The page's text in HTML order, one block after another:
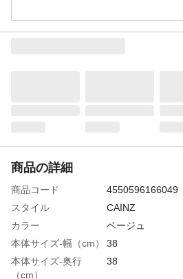
商品の詳細
商品コード
4550596166049
スタイル
CAINZ
カラー
ベージュ
本体サイズ-幅（cm）
38
本体サイズ-奥行
（cm）
38